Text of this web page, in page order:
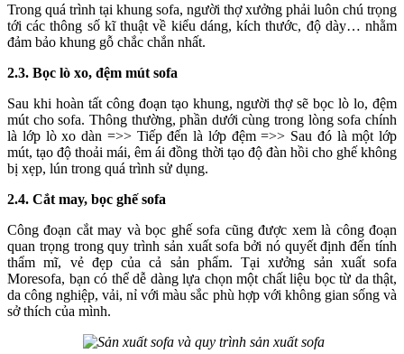
Trong quá trình tại khung sofa, người thợ xưởng phải luôn chú trọng
tới các thông số kĩ thuật về kiểu dáng, kích thước, độ dày… nhằm
đảm bảo khung gỗ chắc chắn nhất.
2.3. Bọc lò xo, đệm mút sofa
Sau khi hoàn tất công đoạn tạo khung, người thợ sẽ bọc lò lo, đệm
mút cho sofa. Thông thường, phần dưới cùng trong lòng sofa chính
là lớp lò xo dàn =>> Tiếp đến là lớp đệm =>> Sau đó là một lớp
mút, tạo độ thoải mái, êm ái đồng thời tạo độ đàn hồi cho ghế không
bị xẹp, lún trong quá trình sử dụng.
2.4. Cắt may, bọc ghế sofa
Công đoạn cắt may và bọc ghế sofa cũng được xem là công đoạn
quan trọng trong quy trình sản xuất sofa bởi nó quyết định đến tính
thẩm mĩ, vẻ đẹp của cả sản phẩm. Tại xưởng sản xuất sofa
Moresofa, bạn có thể dễ dàng lựa chọn một chất liệu bọc từ da thật,
da công nghiệp, vải, nỉ với màu sắc phù hợp với không gian sống và
sở thích của mình.